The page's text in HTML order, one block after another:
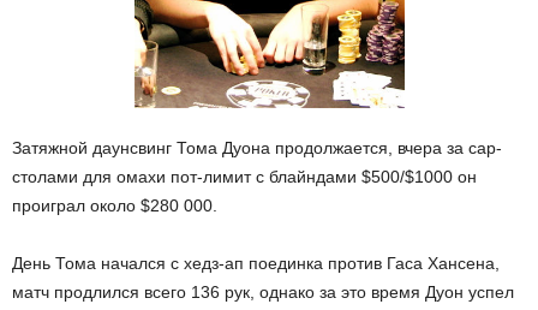
Затяжной даунсвинг Тома Дуона продолжается, вчера за сар-
столами для омахи пот-лимит с блайндами $500/$1000 он
проиграл около $280 000.
День Тома начался с хедз-ап поединка против Гаса Хансена,
матч продлился всего 136 рук, однако за это время Дуон успел